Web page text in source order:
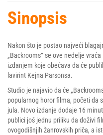
Sinopsis
Nakon što je postao najveći
„Backrooms“ se ove nedelje
izdanjem koje obećava da će
lavirint Kejna Parsonsa.
Studio je najavio da će
popularnog horor filma, početi da
jula. Novo izdanje dodaje 16
publici još jednu priliku da doživi
ovogodišnjih žanrovskih priča, a